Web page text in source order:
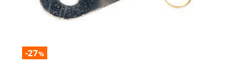
-27%